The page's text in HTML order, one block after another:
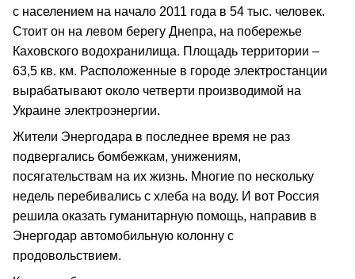
с населением на начало 2011 года в 54 тыс. человек.
Стоит он на левом берегу Днепра, на побережье
Каховского водохранилища. Площадь территории –
63,5 кв. км. Расположенные в городе электростанции
вырабатывают около четверти производимой на
Украине электроэнергии.
Жители Энергодара в последнее время не раз
подвергались бомбежкам, унижениям,
посягательствам на их жизнь. Многие по нескольку
недель перебивались с хлеба на воду. И вот Россия
решила оказать гуманитарную помощь, направив в
Энергодар автомобильную колонну с
продовольствием.